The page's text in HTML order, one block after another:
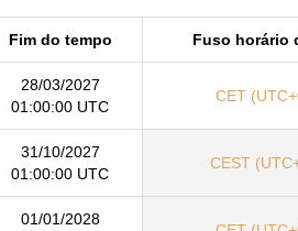
Fim do tempo Fuso horário
28/03/2027
01:00:00 UTC
CET
31/10/2027
01:00:00 UTC
CEST
01/01/2028